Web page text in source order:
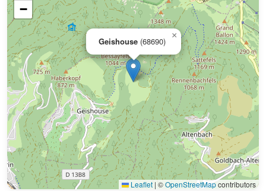
Geishouse (68690)
×
−
Leaflet | ©OpenStreetMapcontributors